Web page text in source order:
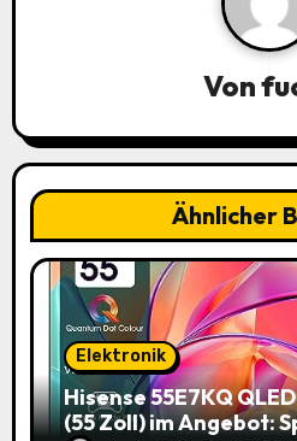
v
i
g
a
i
Von
Ähnlicher
Elektronik
Hisense 55E7KQ
(55 Zoll) im Angebot: